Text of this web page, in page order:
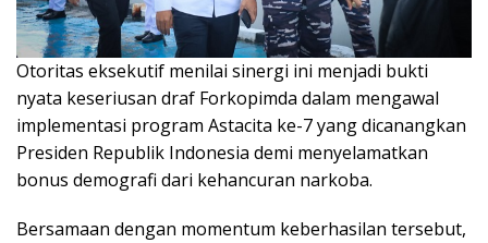
Otoritas eksekutif menilai sinergi ini menjadi bukti
nyata keseriusan draf Forkopimda dalam mengawal
implementasi program Astacita ke-7 yang dicanangkan
Presiden Republik Indonesia demi menyelamatkan
bonus demografi dari kehancuran narkoba.
Bersamaan dengan momentum keberhasilan tersebut,